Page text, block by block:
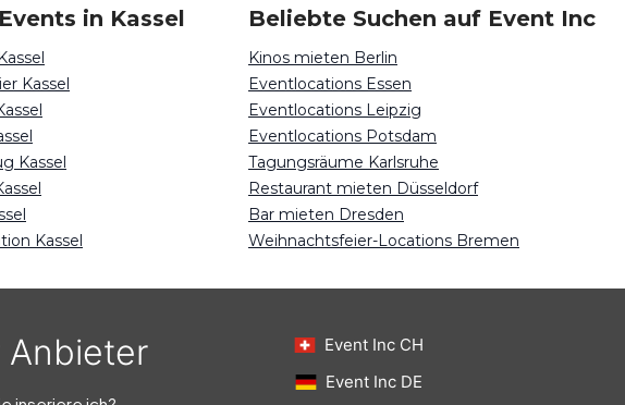
in Kassel
Kassel
Kassel
Kassel
Beliebte Suchen auf Event Inc
Kinos mieten Berlin
Eventlocations Essen
Eventlocations Leipzig
Eventlocations Potsdam
Tagungsräume Karlsruhe
Restaurant mieten Düsseldorf
Bar mieten Dresden
Weihnachtsfeier-Locations Bremen
Anbieter
Event Inc CH
Event Inc DE